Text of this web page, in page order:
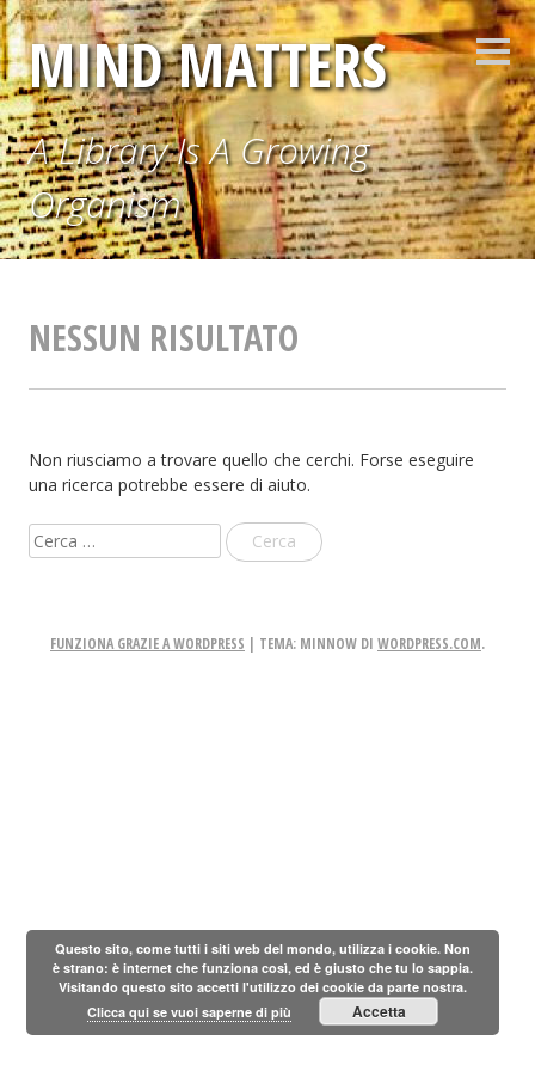
Vai
al
contenuto
MIND MATTERS
A Library Is A Growing
Organism
Barra
NESSUN RISULTATO
Non riusciamo a trovare quello che cerchi. Forse eseguire
una ricerca potrebbe essere di aiuto.
Ricerca
per:
FUNZIONA GRAZIE A WORDPRESS | TEMA: MINNOW DI WORDPRESS.COM.
Questo sito, come tutti i siti web del mondo, utilizza i cookie. Non
è strano: è internet che funziona così, ed è giusto che tu lo sappia.
Visitando questo sito accetti l'utilizzo dei cookie da parte nostra.
Clicca qui se vuoi saperne di più
Accetta